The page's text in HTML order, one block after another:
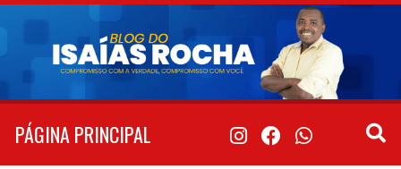
Pular
conteúdo
PÁGINA PRINCIPAL